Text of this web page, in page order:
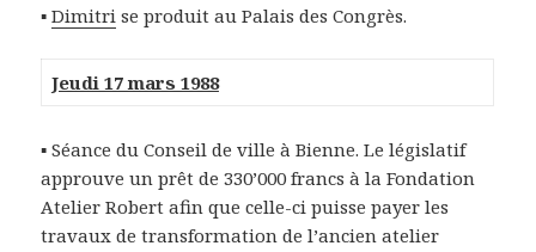
▪Dimitri se produit au Palais des Congrès.
Jeudi 17 mars 1988
▪ Séance du Conseil de ville à Bienne. Le législatif
approuve un prêt de 330’000 francs à la Fondation
Atelier Robert afin que celle-ci puisse payer les
travaux de transformation de l’ancien atelier